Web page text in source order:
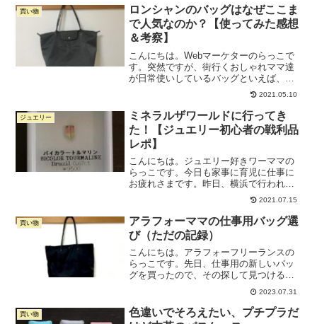
当に美味しい商品8選この記事を書いてか
ら2年ほど経ち、...
買い物
ロンシャンのバッグはなぜここま
で人気なのか？【使ってみた感想
＆考察】
こんにちは。Webマーケターのらっこで
す。突然ですが、街行くおしゃれママ達
が日常使いしているバッグといえば、ロ
ンシャンですよね。説明する必要もない
ほど有名かもしれませんが、ロンシャン
はフランスのブランドです。上質な革を
使用した洗練カジュアル...
2021.05.10
ジュエリー
ミネラルザワールドに行ってき
た！【ジュエリー初心者の戦利品
レポ】
こんにちは。ジュエリー好きワーママの
らっこです。今日も家事に育児に仕事に
お疲れさまです。昨日、横浜で行われて
いたミネラルザワールドに行ってきまし
た！そこでずっと欲しかった天然石をふ
たつゲットしたので、振り返りがてら紹
介します。天然石が買える...
2021.07.15
買い物
アラフォーママの仕事用バッグ選
び（ただの記録）
こんにちは。アラフォーフリーランスの
らっこです。先日、仕事用の新しいバッ
グを買ったので、その探して見つけるま
での過程をまとめてみました。らっこ
「アラフォーの今の感覚でバッグを探し
たよ」というただの記録です。夏休みの
暇つぶしにでもどうぞ。バッ...
2023.07.31
買い物
色違いでそろえたい、プチプラだ